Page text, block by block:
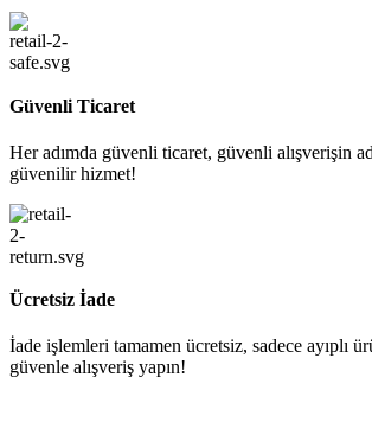
Güvenli Ticaret
Her adımda güvenli ticaret, güvenli alışverişin
güvenilir hizmet!
Ücretsiz İade
İade işlemleri tamamen ücretsiz, sadece ayıplı
güvenle alışveriş yapın!